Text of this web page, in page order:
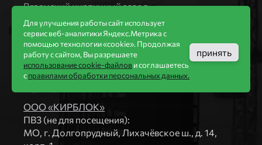
Вяземский кирпичный завод
Продукция
Каталог
Блоки Bonolit
Строительный кирпич
Облицовочный кирпич
ООО «КИРБЛОК»
ПВЗ (не для посещения):
МO, г. Долгопрудный, Лихачёвское ш., д. 14,
Для улучшения работы сайт использует
сервис веб-аналитики Яндекс.Метрика с
помощью технологии «cookie». Продолжая
работу с сайтом, Вы разрешаете
использование cookie-файлови соглашаетесь
справилами обработки персональных данных.
принять